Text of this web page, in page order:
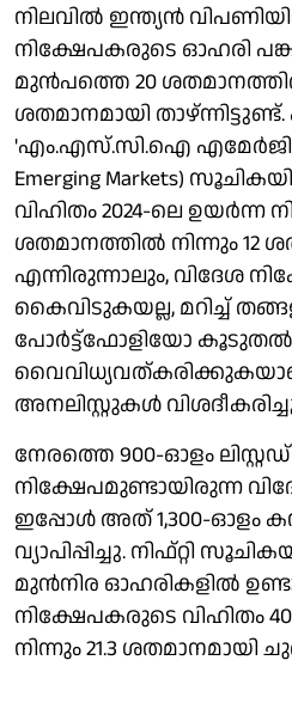
നിലവിൽ ഇന്ത്യൻ
നിക്ഷേപകരുടെ ഓഹരി
മുൻപത്തെ 20
ശതമാനമായി
'എം.എസ്.സി.ഐ എമേർജിംഗ്
Emerging Markets)
വിഹിതം 2024-ലെ ഉയർന്ന
ശതമാനത്തിൽ നിന്നും
എന്നിരുന്നാലും, വിദേശ
കൈവിടുകയല്ല, മറിച്ച്
പോർട്ട്‌ഫോളിയോ കൂടുതൽ
അനലി​സ്റ്റുകൾ
നേരത്തെ 900-ഓളം
നിക്ഷേപമുണ്ടായിരുന്ന
ഇപ്പോൾ അത് 1,300-ഓളം
വ്യാപിപ്പിച്ചു. നിഫ്റ്റി
മുൻനിര ഓഹരികളിൽ
നിക്ഷേപകരുടെ വിഹിതം
നിന്നും 21.3 ശതമാനമായി